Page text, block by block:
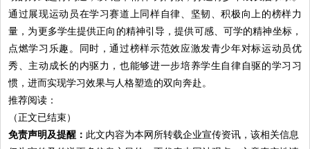
通过展现运动员在学习赛道上同样自律、坚韧、积极向上的榜样力
量，为更多学生提供正向的精神引导，提供可感、可学的精神坐标，
点燃学习乐趣。同时，通过榜样示范效应激发青少年对标运动员优
秀、主动成长的内驱力，也能够进一步培养学生自律自驱的学习习
惯，进而实现学习效果与人格塑造的双向奔赴。
推荐阅读：
（正文已结束）
免责声明及提醒： 此文内容为本网所转载企业宣传资讯，该相关信息